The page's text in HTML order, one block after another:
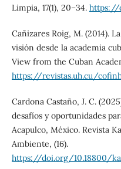
Limpia, 17(1), 20–34. https://
Cañizares Roig, M. (2014).
visión desde la academia
View from the Cuban
https://revistas.uh.cu/
Cardona Castaño, J. C.
desafíos y oportunidades
Acapulco, México. Revista
Ambiente, (16).
https://doi.org/10.18800/